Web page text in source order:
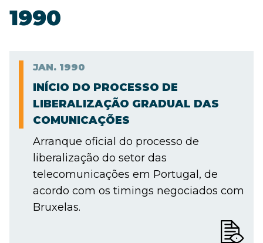
1990
JAN. 1990
INÍCIO DO PROCESSO DE
LIBERALIZAÇÃO GRADUAL DAS
COMUNICAÇÕES
Arranque oficial do processo de
liberalização do setor das
telecomunicações em Portugal, de
acordo com os timings negociados com
Bruxelas.